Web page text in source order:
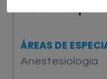
ÁREAS DE
Anestesiología